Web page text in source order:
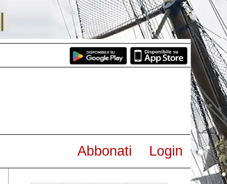
Abbonati Login